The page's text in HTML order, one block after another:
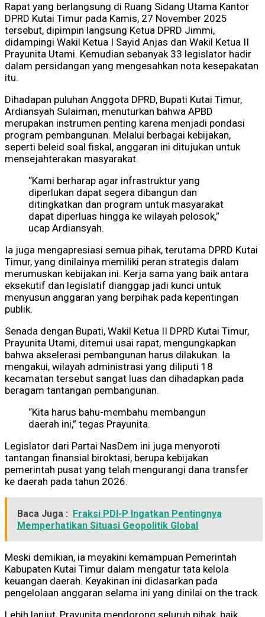
Rapat yang berlangsung di Ruang Sidang Utama Kantor
DPRD Kutai Timur pada Kamis, 27 November 2025
tersebut, dipimpin langsung Ketua DPRD Jimmi,
didampingi Wakil Ketua I Sayid Anjas dan Wakil Ketua II
Prayunita Utami. Kemudian sebanyak 33 legislator hadir
dalam persidangan yang mengesahkan nota kesepakatan
itu.
Dihadapan puluhan Anggota DPRD, Bupati Kutai Timur,
Ardiansyah Sulaiman, menuturkan bahwa APBD
merupakan instrumen penting karena menjadi pondasi
program pembangunan. Melalui berbagai kebijakan,
seperti beleid soal fiskal, anggaran ini ditujukan untuk
mensejahterakan masyarakat.
“Kami berharap agar infrastruktur yang
diperlukan dapat segera dibangun dan
ditingkatkan dan program untuk masyarakat
dapat diperluas hingga ke wilayah pelosok,”
ucap Ardiansyah.
Ia juga mengapresiasi semua pihak, terutama DPRD Kutai
Timur, yang dinilainya memiliki peran strategis dalam
merumuskan kebijakan ini. Kerja sama yang baik antara
eksekutif dan legislatif dianggap jadi kunci untuk
menyusun anggaran yang berpihak pada kepentingan
publik.
Senada dengan Bupati, Wakil Ketua II DPRD Kutai Timur,
Prayunita Utami, ditemui usai rapat, mengungkapkan
bahwa akselerasi pembangunan harus dilakukan. Ia
mengakui, wilayah administrasi yang diliputi 18
kecamatan tersebut sangat luas dan dihadapkan pada
beragam tantangan pembangunan.
“Kita harus bahu-membahu membangun
daerah ini,” tegas Prayunita.
Legislator dari Partai NasDem ini juga menyoroti
tantangan finansial biroktasi, berupa kebijakan
pemerintah pusat yang telah mengurangi dana transfer
ke daerah pada tahun 2026.
Baca Juga :
Fraksi PDI-P Ingatkan Pentingnya
Memperhatikan Situasi Geopolitik Global
Meski demikian, ia meyakini kemampuan Pemerintah
Kabupaten Kutai Timur dalam mengatur tata kelola
keuangan daerah. Keyakinan ini didasarkan pada
pengelolaan anggaran selama ini yang dinilai on the track.